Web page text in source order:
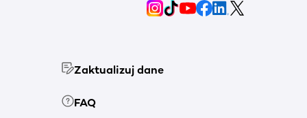
Zaktualizuj dane
FAQ